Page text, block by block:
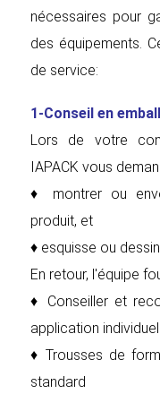
nécessaires pour
des équipements.
de service:
1-Conseil en
Lors de votre
IAPACK vous
♦ montrer ou
produit, et
♦ esquisse ou
En retour, l'équipe
♦ Conseiller et
application
♦ Trousses de
standard